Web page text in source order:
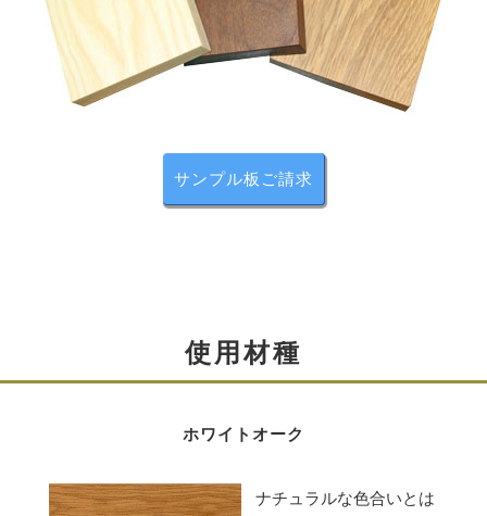
ソフトクローズの扉
ソフトクローズ丁番を使用しているので、強くしめて
も、途中でブレーキがかかり、ゆっくり閉じていきま
また、最後まできっちり閉じるので、開きっ放しになる
サンプル板ご請求
使用材種
ホワイトオーク
ナチュラルな色合いとは